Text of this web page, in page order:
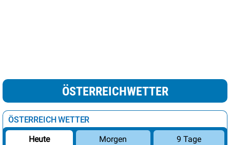
ÖSTERREICHWETTER
ÖSTERREICH WETTER
Heute Morgen 9 Tage